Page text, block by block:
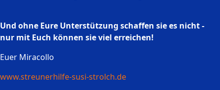
Und ohne Eure Unterstützung schaffen sie es nicht -
nur mit Euch können sie viel erreichen!
Euer Miracollo
www.streunerhilfe-susi-strolch.de